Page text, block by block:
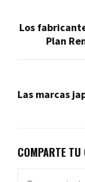
Los
Plan
Las marcas
COMPARTE TU